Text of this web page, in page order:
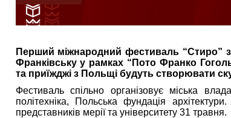
Перший міжнародний фестиваль “Стиро”
Франківську у рамках “Пото Франко
та приїжджі з Польщі будуть створювати
Фестиваль спільно організовує міська
політехніка, Польська фундація
представників мерії та університету 31 травня.